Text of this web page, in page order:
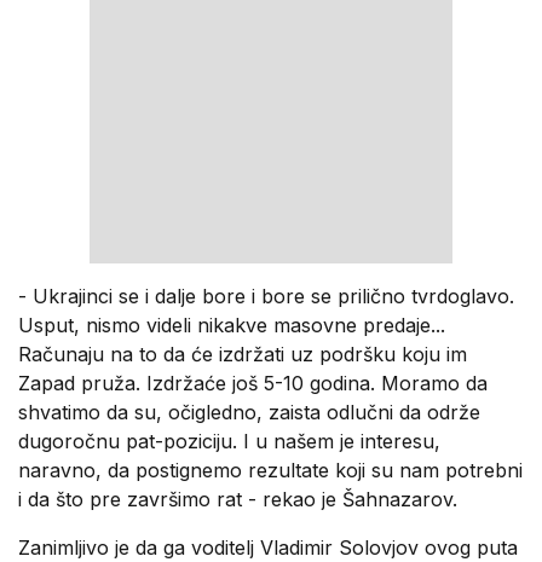
- Ukrajinci se i dalje bore i bore se prilično tvrdoglavo.
Usput, nismo videli nikakve masovne predaje...
Računaju na to da će izdržati uz podršku koju im
Zapad pruža. Izdržaće još 5-10 godina. Moramo da
shvatimo da su, očigledno, zaista odlučni da održe
dugoročnu pat-poziciju. I u našem je interesu,
naravno, da postignemo rezultate koji su nam potrebni
i da što pre završimo rat - rekao je Šahnazarov.
Zanimljivo je da ga voditelj Vladimir Solovjov ovog puta